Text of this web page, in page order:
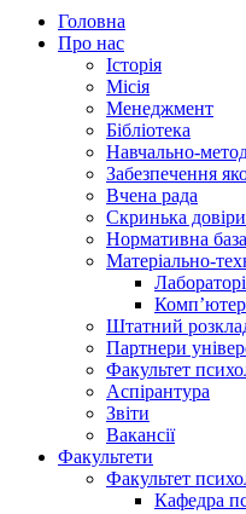
Головна
Про нас
Історія
Місія
Менеджмент
Бібліотека
Навчально-
Забезпечення
Вчена рада
Скринька довіри
Нормативна база
Матеріально-
Штатний
Партнери
Факультет
Аспірантура
Звіти
Вакансії
Факультети
Факультет
Кафедра